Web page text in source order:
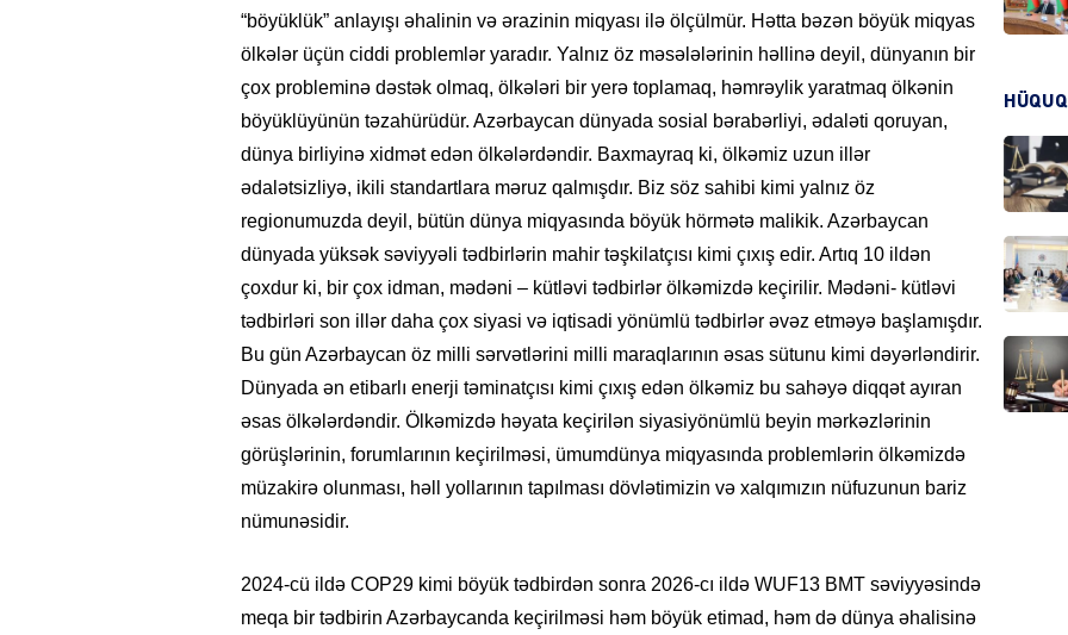
“böyüklük” anlayışı əhalinin və ərazinin miqyası ilə ölçülmür. Hətta bəzən böyük miqyas
ölkələr üçün ciddi problemlər yaradır. Yalnız öz məsələlərinin həllinə deyil, dünyanın bir
çox probleminə dəstək olmaq, ölkələri bir yerə toplamaq, həmrəylik yaratmaq ölkənin
böyüklüyünün təzahürüdür. Azərbaycan dünyada sosial bərabərliyi, ədaləti qoruyan,
dünya birliyinə xidmət edən ölkələrdəndir. Baxmayraq ki, ölkəmiz uzun illər
ədalətsizliyə, ikili standartlara məruz qalmışdır. Biz söz sahibi kimi yalnız öz
regionumuzda deyil, bütün dünya miqyasında böyük hörmətə malikik. Azərbaycan
dünyada yüksək səviyyəli tədbirlərin mahir təşkilatçısı kimi çıxış edir. Artıq 10 ildən
çoxdur ki, bir çox idman, mədəni – kütləvi tədbirlər ölkəmizdə keçirilir. Mədəni- kütləvi
tədbirləri son illər daha çox siyasi və iqtisadi yönümlü tədbirlər əvəz etməyə başlamışdır.
Bu gün Azərbaycan öz milli sərvətlərini milli maraqlarının əsas sütunu kimi dəyərləndirir.
Dünyada ən etibarlı enerji təminatçısı kimi çıxış edən ölkəmiz bu sahəyə diqqət ayıran
əsas ölkələrdəndir. Ölkəmizdə həyata keçirilən siyasiyönümlü beyin mərkəzlərinin
görüşlərinin, forumlarının keçirilməsi, ümumdünya miqyasında problemlərin ölkəmizdə
müzakirə olunması, həll yollarının tapılması dövlətimizin və xalqımızın nüfuzunun bariz
nümunəsidir.
2024-cü ildə COP29 kimi böyük tədbirdən sonra 2026-cı ildə WUF13 BMT səviyyəsində
meqa bir tədbirin Azərbaycanda keçirilməsi həm böyük etimad, həm də dünya əhalisinə
HADISƏ
DÜNYA
HÜQUQ